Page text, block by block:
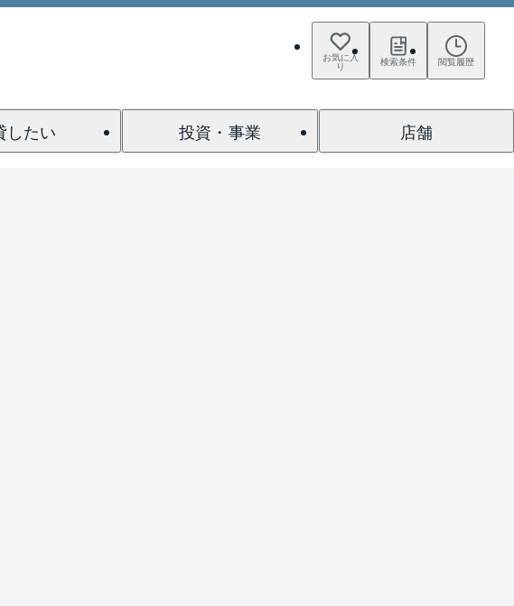
お気に入
り 検索条件 閲覧履歴
したい 投資・事業 店舗